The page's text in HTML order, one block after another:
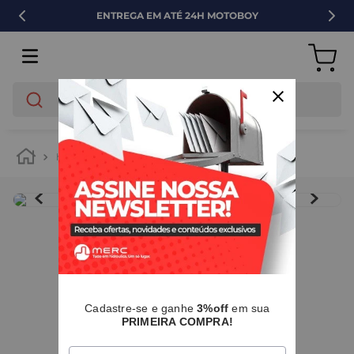
ENTREGA EM ATÉ 24H MOTOBOY
O que você está buscando?
hidráulica tubos e conexões ppr
IMAGENS MERAMENTE ILUSTRATIVAS
Cadastre-se e ganhe3%off em sua
PRIMEIRA COMPRA!